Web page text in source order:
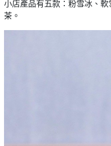
小店產品有五款：粉雪冰、
茶。